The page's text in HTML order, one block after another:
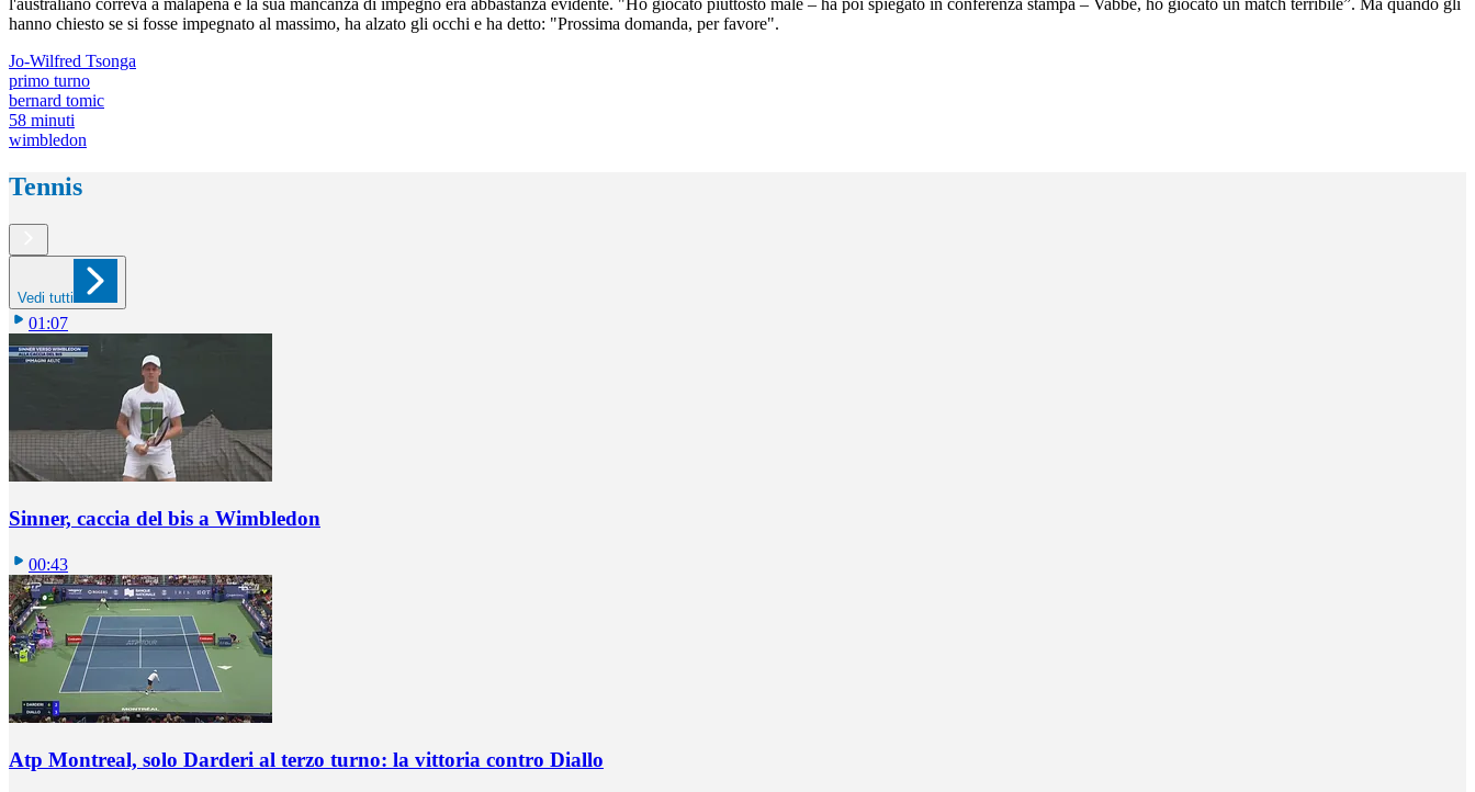
l'australiano correva a malapena e la sua mancanza di impegno era abbastanza evidente. "Ho giocato piuttosto male – ha poi spiegato in conferenza stampa – Vabbè, ho giocato un match terribile”. Ma quando gli
hanno chiesto se si fosse impegnato al massimo, ha alzato gli occhi e ha detto: "Prossima domanda, per favore".
Jo-Wilfred Tsonga
primo turno
bernard tomic
58 minuti
wimbledon
Tennis
Vedi tutti
01:07
Sinner, caccia del bis a Wimbledon
00:43
Atp Montreal, solo Darderi al terzo turno: la vittoria contro Diallo